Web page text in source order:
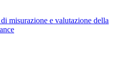
di misurazione e valutazione della